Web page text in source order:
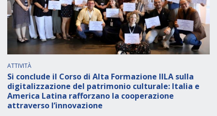
ATTIVITÀ
Si conclude il Corso di Alta Formazione IILA sulla
digitalizzazione del patrimonio culturale: Italia e
America Latina rafforzano la cooperazione
attraverso l’innovazione